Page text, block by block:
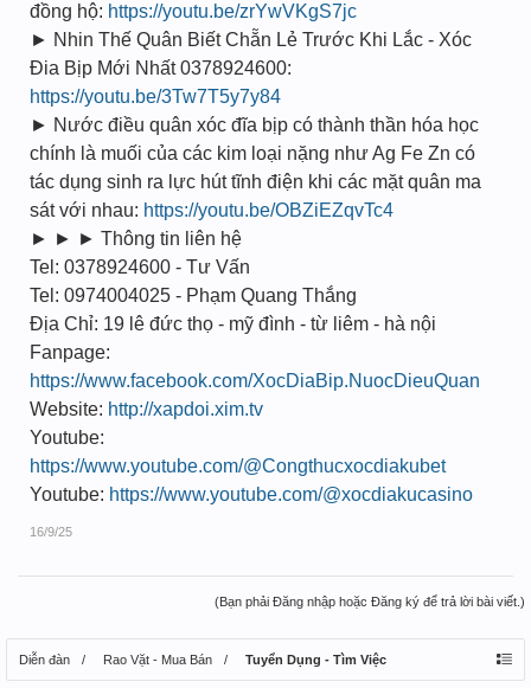
đồng hộ: https://youtu.be/zrYwVKgS7jc
► Nhin Thế Quân Biết Chẵn Lẻ Trước Khi Lắc - Xóc
Đia Bịp Mới Nhất 0378924600:
https://youtu.be/3Tw7T5y7y84
► Nước điều quân xóc đĩa bịp có thành thần hóa học
chính là muối của các kim loại nặng như Ag Fe Zn có
tác dụng sinh ra lực hút tĩnh điện khi các mặt quân ma
sát với nhau: https://youtu.be/OBZiEZqvTc4
► ► ► Thông tin liên hệ
Tel: 0378924600 - Tư Vấn
Tel: 0974004025 - Phạm Quang Thắng
Địa Chỉ: 19 lê đức thọ - mỹ đình - từ liêm - hà nội
Fanpage:
https://www.facebook.com/XocDiaBip.NuocDieuQuan
Website: http://xapdoi.xim.tv
Youtube:
https://www.youtube.com/@Congthucxocdiakubet
Youtube: https://www.youtube.com/@xocdiakucasino
16/9/25
(Bạn phải Đăng nhập hoặc Đăng ký để trả lời bài viết.)
Diễn đàn Rao Vặt - Mua Bán Tuyển Dụng - Tìm Việc